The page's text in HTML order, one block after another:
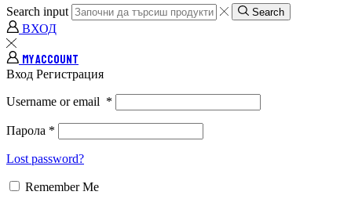
Search input Search
ВХОД
MY ACCOUNT
Вход Регистрация
Username or email *
Парола *
Lost password?
Remember Me